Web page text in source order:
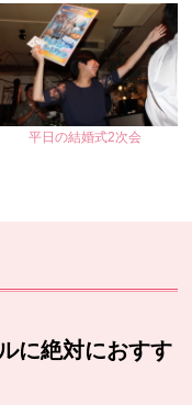
平日の結婚式2次会
に絶対におすす